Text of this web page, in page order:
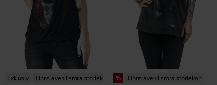
Exklusiv
Finns även i stora storlekar
% Finns även i stora storlekar